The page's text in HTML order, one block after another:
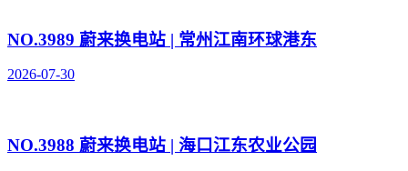
NO.3989 蔚来换电站 | 常州江南环球港东
2026-07-30
NO.3988 蔚来换电站 | 海口江东农业公园